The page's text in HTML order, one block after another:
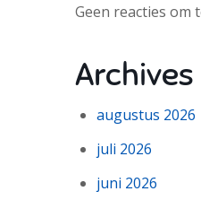
Geen reacties om
Archives
augustus 2026
juli 2026
juni 2026